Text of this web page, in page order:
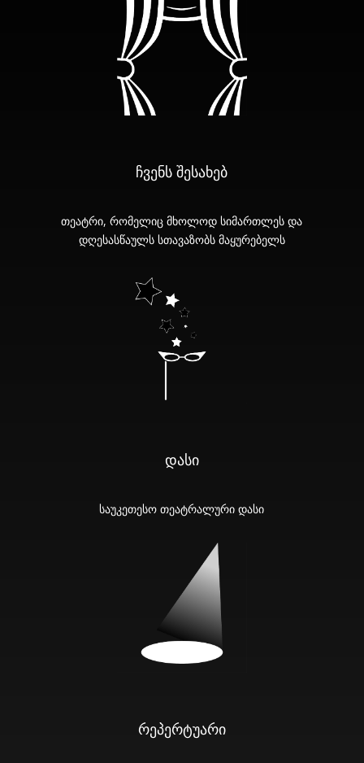
ჩვენს შესახებ
თეატრი, რომელიც მხოლოდ სიმართლეს და
დღესასწაულს სთავაზობს მაყურებელს
დასი
საუკეთესო თეატრალური დასი
რეპერტუარი